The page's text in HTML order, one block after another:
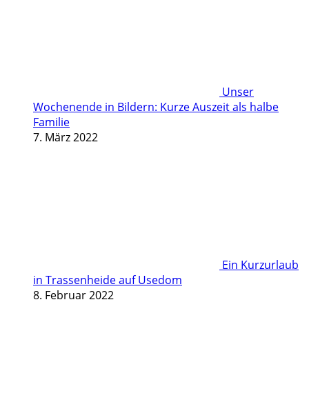
Unser
Wochenende in Bildern: Kurze Auszeit als halbe
Familie
7. März 2022
Ein Kurzurlaub
in Trassenheide auf Usedom
8. Februar 2022